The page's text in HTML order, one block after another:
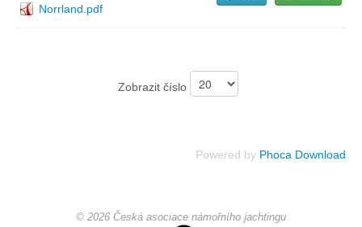
Ochrana osobních údajů
Norrland.pdf
Zobrazit číslo
Powered by Phoca Download
© 2026 Česká asociace námořního jachtingu